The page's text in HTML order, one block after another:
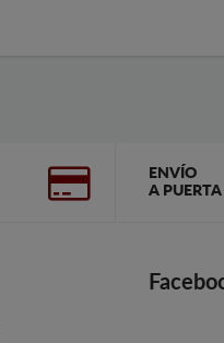
ENVÍO
A PUERTA